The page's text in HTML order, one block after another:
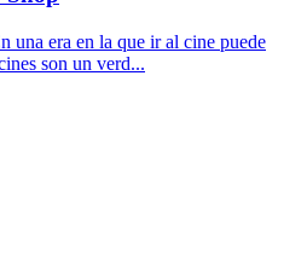
una era en la que ir al cine puede
son un verd...